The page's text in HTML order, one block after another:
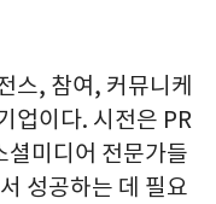
스, 참여, 커뮤니케
업이다. 시전은 PR
셜미디어 전문가들
성공하는 데 필요